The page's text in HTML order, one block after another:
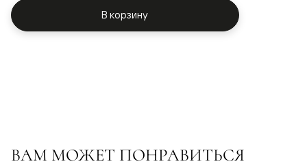
В корзину
ВАМ МОЖЕТ ПОНРАВИТЬСЯ